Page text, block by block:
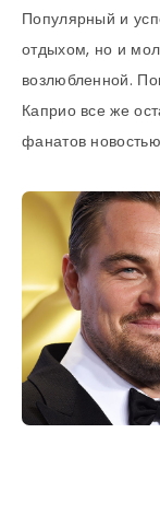
Популярный и
отдыхом, но и
возлюбленной.
Каприо все же
фанатов